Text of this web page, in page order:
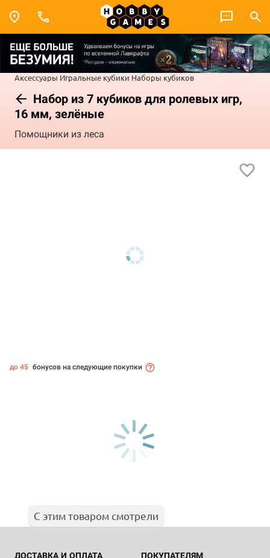
Аксессуары Игральные кубики Наборы кубиков
Набор из 7 кубиков для ролевых игр,
16 мм, зелёные
Помощники из леса
до 45 бонусов на следующие покупки
С этим товаром смотрели
ДОСТАВКА И ОПЛАТА ПОКУПАТЕЛЯМ